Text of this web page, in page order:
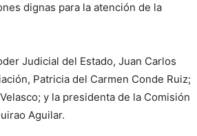
dignas para la atención de la
Judicial del Estado, Juan Carlos
Patricia del Carmen Conde Ruiz;
y la presidenta de la Comisión
Aguilar.